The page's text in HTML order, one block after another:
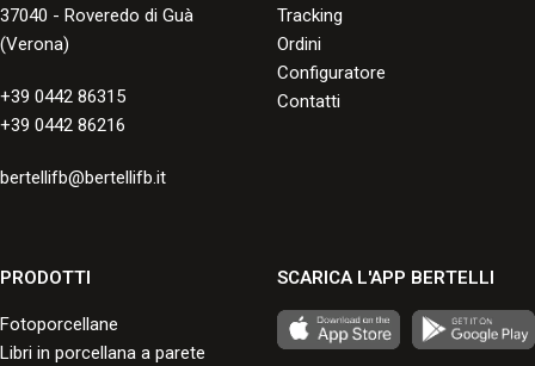
37040 - Roveredo di Guà
(Verona)
+39 0442 86315
+39 0442 86216
bertellifb@bertellifb.it
Tracking
Ordini
Configuratore
Contatti
PRODOTTI
Fotoporcellane
Libri in porcellana a parete
SCARICA L'APP BERTELLI